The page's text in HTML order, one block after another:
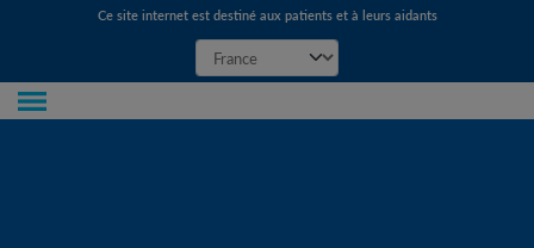
Ce site internet est destiné aux patients et à leurs aidants